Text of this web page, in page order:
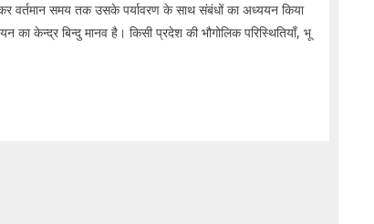
वर्तमान समय तक उसके पर्यावरण के साथ संबंधों का अध्ययन किया
केन्द्र बिन्दु मानव है। किसी प्रदेश की भौगोलिक परिस्थितियाँ, भू